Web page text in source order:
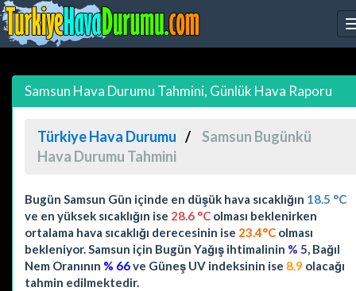
Samsun Hava Durumu Tahmini, Günlük Hava Raporu
Türkiye Hava Durumu
Samsun Bugünkü
Hava Durumu Tahmini
Bugün Samsun Gün içinde en düşük hava sıcaklığın 18.5 °C
ve en yüksek sıcaklığın ise 28.6 °C olması beklenirken
ortalama hava sıcaklığı derecesinin ise 23.4°C olması
bekleniyor. Samsun için Bugün Yağış ihtimalinin % 5 , Bağıl
Nem Oranının % 66ve Güneş UV indeksinin ise 8.9 olacağı
tahmin edilmektedir.